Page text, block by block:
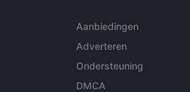
Aanbiedingen
Adverteren
Ondersteuning
DMCA